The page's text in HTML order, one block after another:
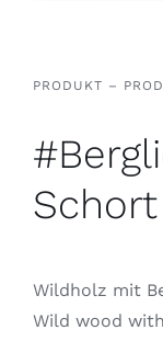
PRODUKT –
Schort
Wildholz mit
Wild wood